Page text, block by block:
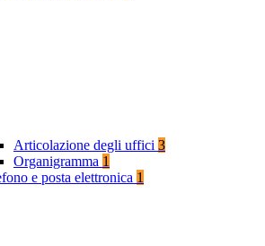
Articolazione degli uffici 3
Organigramma 1
e posta elettronica 1